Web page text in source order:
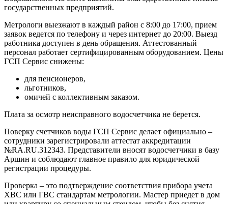
государственных предприятий.
Метрологи выезжают в каждый район с 8:00 до 17:00, прием
заявок ведется по телефону и через интернет до 20:00. Выезд
работника доступен в день обращения. Аттестованный
персонал работает сертифицированным оборудованием. Цены
ГСП Сервис снижены:
для пенсионеров,
льготников,
омичей с коллективным заказом.
Плата за осмотр неисправного водосчетчика не берется.
Поверку счетчиков воды ГСП Сервис делает официально –
сотрудники зарегистрировали аттестат аккредитации
№RA.RU.312343. Представители вносят водосчетчики в базу
Аршин и соблюдают главное правило для юридической
регистрации процедуры.
Проверка – это подтверждение соответствия прибора учета
ХВС или ГВС стандартам метрологии. Мастер приедет в дом